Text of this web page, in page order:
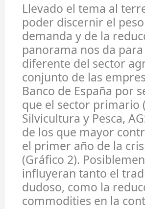
Llevado el tema al
poder discernir el
demanda y de la
panorama nos da
diferente del sector
conjunto de las
Banco de España por
que el sector primario
Silvicultura y Pesca,
de los que mayor
el primer año de la
(Gráfico 2).
influyeran tanto el
dudoso, como la
commodities en la